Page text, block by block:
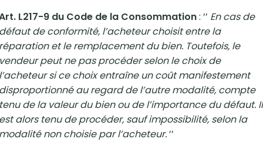
L217-9 du Code de la Consommation: ’’ En cas de
de conformité, l’acheteur choisit entre la
et le remplacement du bien. Toutefois, le
peut ne pas procéder selon le choix de
si ce choix entraîne un coût manifestement
au regard de l’autre modalité, compte
de la valeur du bien ou de l’importance du défaut. Il
alors tenu de procéder, sauf impossibilité, selon la
non choisie par l’acheteur.’’